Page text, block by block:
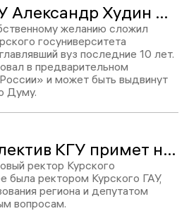
Экс-ректор КГУ Александр Худин может быть выдвинут в Курскую областную Думу
желанию сложил
госуниверситета
вуз последние 10 лет.
в предварительном
и может быть выдвинут
Думу.
Слатинов: коллектив КГУ примет нового ректора настороженно, но Харченко не «варяг»
ректор Курского
была ректором Курского ГАУ,
региона и депутатом
вопросам.